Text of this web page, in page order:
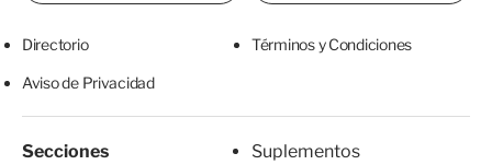
Directorio Términos y Condiciones
Aviso de Privacidad
Secciones
Suplementos